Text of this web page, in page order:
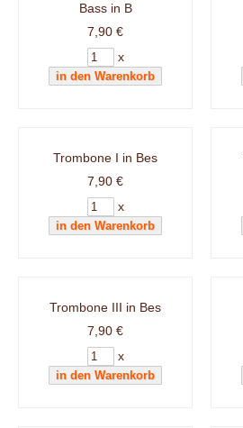
Bass in B
7,90 €
x
Trombone I in Bes
7,90 €
x
Trombone III in Bes
7,90 €
x